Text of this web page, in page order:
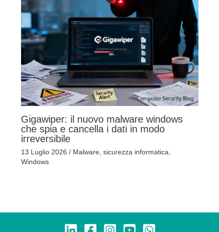
Gigawiper: il nuovo malware windows
che spia e cancella i dati in modo
irreversibile
13 Luglio 2026 / Malware, sicurezza informatica,
Windows